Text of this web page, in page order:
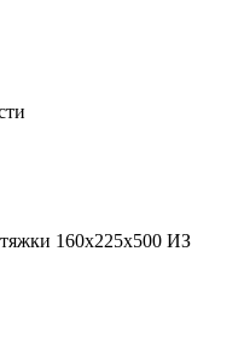
160х225х500 ИЗ